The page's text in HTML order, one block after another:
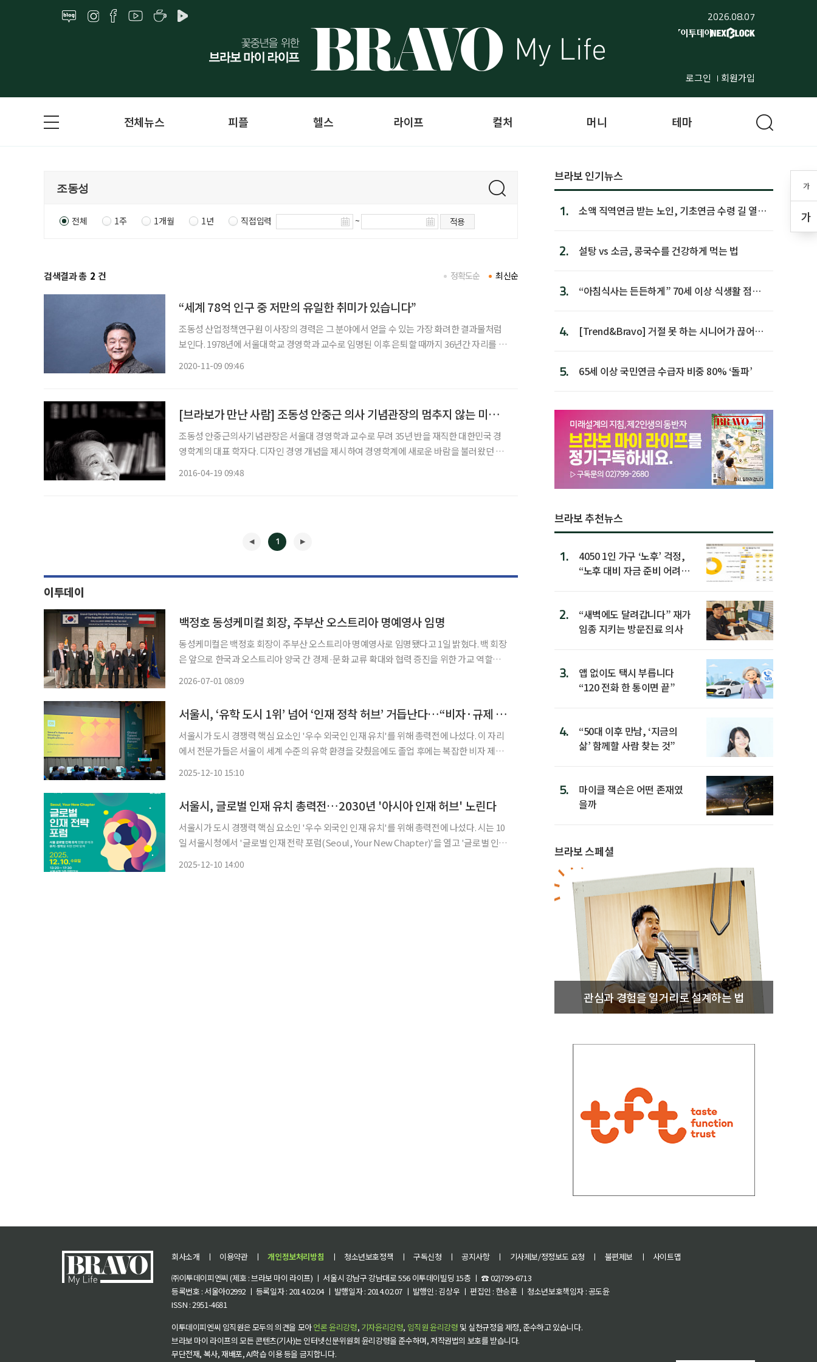
2026.08.07
로그인 회원가입
가
가
전체뉴스 피플 헬스 라이프 컬처 머니 테마
전체 1주 1개월 1년 직접입력 ~ 적용
검색결과 총 2 건 최신순
정확도순
“세계 78억 인구 중 저만의 유일한 취미가 있습니다”
조동성 산업정책연구원 이사장의 경력은 그 분야에서 얻을 수 있는 가장 화려한 결과물처럼
보인다. 1978년에 서울대학교 경영학과 교수로 임명된 이후 은퇴할 때까지 36년간 자리를 지
2020-11-09 09:46
[브라보가 만난 사람] 조동성 안중근 의사 기념관장의 멈추지 않는 미래 탐색기
조동성 안중근의사기념관장은 서울대 경영학과 교수로 무려 35년 반을 재직한 대한민국 경
영학계의 대표 학자다. 디자인 경영 개념을 제시하여 경영학계에 새로운 바람을 불러왔던 그
2016-04-19 09:48
1
이투데이
백정호 동성케미컬 회장, 주부산 오스트리아 명예영사 임명
동성케미컬은 백정호 회장이 주부산 오스트리아 명예영사로 임명됐다고 1일 밝혔다. 백 회장
은 앞으로 한국과 오스트리아 양국 간 경제·문화 교류 확대와 협력 증진을 위한 가교 역할을
2026-07-01 08:09
서울시, ‘유학 도시 1위’ 넘어 ‘인재 정착 허브’ 거듭난다…“비자·규제 문턱 낮춰야” [종합]
서울시가 도시 경쟁력 핵심 요소인 '우수 외국인 인재 유치'를 위해 총력전에 나섰다. 이 자리
에서 전문가들은 서울이 세계 수준의 유학 환경을 갖췄음에도 졸업 후에는 복잡한 비자 제도
2025-12-10 15:10
서울시, 글로벌 인재 유치 총력전…2030년 '아시아 인재 허브' 노린다
서울시가 도시 경쟁력 핵심 요소인 '우수 외국인 인재 유치'를 위해 총력전에 나섰다. 시는 10
일 서울시청에서 '글로벌 인재 전략 포럼(Seoul, Your New Chapter)'을 열고 '글로벌 인재
2025-12-10 14:00
브라보 인기뉴스
1.
소액 직역연금 받는 노인, 기초연금 수령 길 열린
2. 설탕 vs 소금, 콩국수를 건강하게 먹는 법
3.
“아침식사는 든든하게” 70세 이상 식생활 점수
4.
[Trend&Bravo] 거절 못 하는 시니어가 끊어야
5. 65세 이상 국민연금 수급자 비중 80% ‘돌파’
브라보 추천뉴스
1.
4050 1인 가구 ‘노후’ 걱정,
“노후 대비 자금 준비 어려
2.
“새벽에도 달려갑니다” 재가
임종 지키는 방문진료 의사
3.
앱 없이도 택시 부릅니다
“120 전화 한 통이면 끝”
4.
“50대 이후 만남, ‘지금의
삶’ 함께할 사람 찾는 것”
5.
마이클 잭슨은 어떤 존재였
을까
브라보 스페셜
관심과 경험을 일거리로 설계하는 법
회사소개 ㅣ 이용약관 ㅣ 개인정보처리방침 ㅣ 청소년보호정책 ㅣ 구독신청 ㅣ 공지사항 ㅣ 기사제보/정정보도 요청 ㅣ 불편제보 ㅣ
사이트맵
㈜이투데이피엔씨 (제호 : 브라보 마이 라이프) ㅣ 서울시 강남구 강남대로 556 이투데이빌딩 15층 ㅣ ☎ 02)799-6713
등록번호 : 서울아02992 ㅣ 등록일자 : 2014.02.04 ㅣ 발행일자 : 2014.02.07 ㅣ 발행인 : 김상우 ㅣ 편집인 : 한승훈 ㅣ 청소년보호책임자 : 공도윤
ISSN : 2951-4681
이투데이피엔씨 임직원은 모두의 의견을 모아언론 윤리강령, 기자윤리강령, 임직원 윤리강령 및 실천규정을 제정, 준수하고 있습니다.
브라보 마이 라이프의 모든 콘텐츠(기사)는 인터넷신문위원회 윤리강령을 준수하며, 저작권법의 보호를 받습니다.
무단전재, 복사, 재배포, AI학습 이용 등을 금지합니다.